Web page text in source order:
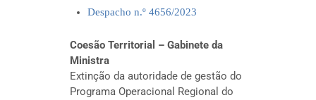
Despacho n.º 4656/2023
Coesão Territorial – Gabinete da
Ministra
Extinção da autoridade de gestão do
Programa Operacional Regional do